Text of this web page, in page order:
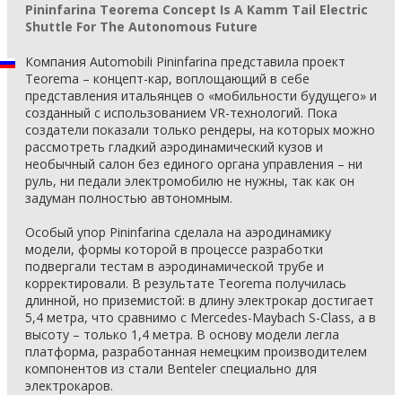
Pininfarina Teorema Concept Is A Kamm Tail Electric
Shuttle For The Autonomous Future
Компания Automobili Pininfarina представила проект
Teorema – концепт-кар, воплощающий в себе
представления итальянцев о «мобильности будущего» и
созданный с использованием VR-технологий. Пока
создатели показали только рендеры, на которых можно
рассмотреть гладкий аэродинамический кузов и
необычный салон без единого органа управления – ни
руль, ни педали электромобилю не нужны, так как он
задуман полностью автономным.
Особый упор Pininfarina сделала на аэродинамику
модели, формы которой в процессе разработки
подвергали тестам в аэродинамической трубе и
корректировали. В результате Teorema получилась
длинной, но приземистой: в длину электрокар достигает
5,4 метра, что сравнимо с Mercedes-Maybach S-Class, а в
высоту – только 1,4 метра. В основу модели легла
платформа, разработанная немецким производителем
компонентов из стали Benteler специально для
электрокаров.